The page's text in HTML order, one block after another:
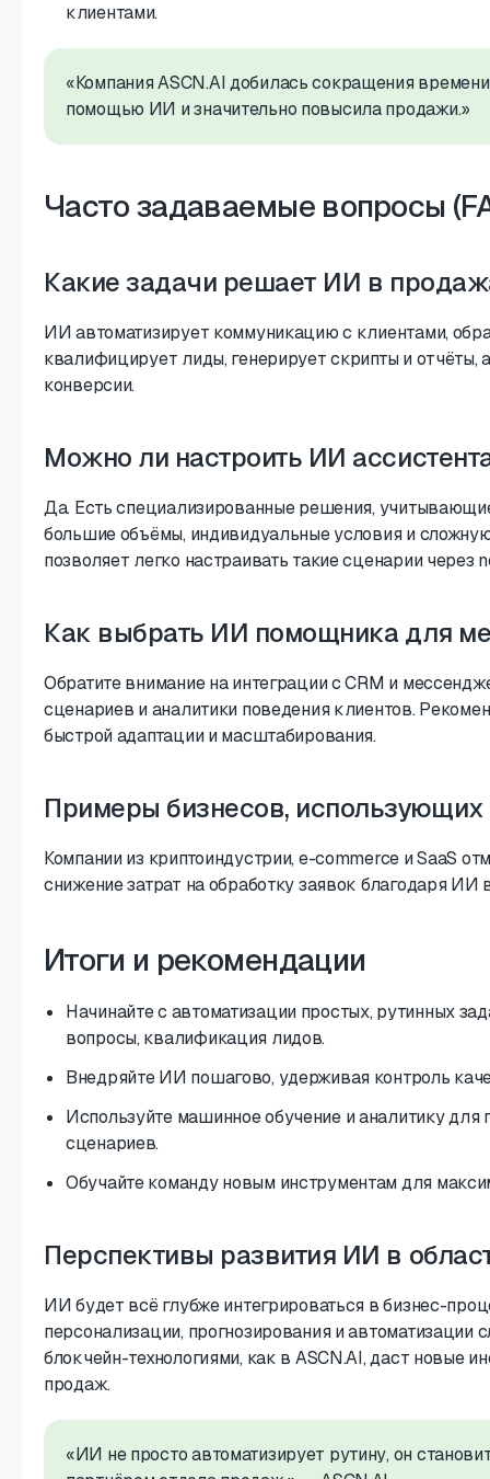
клиентами.
«Компания ASCN.AI добилась сокращения
помощью ИИ и значительно повысила продажи.»
Часто задаваемые вопросы
Какие задачи решает ИИ в
ИИ автоматизирует коммуникацию с клиентами,
квалифицирует лиды, генерирует скрипты и
конверсии.
Можно ли настроить ИИ
Да. Есть специализированные решения,
большие объёмы, индивидуальные условия и
позволяет легко настраивать такие сценарии через
Как выбрать ИИ помощника для
Обратите внимание на интеграции с CRM и
сценариев и аналитики поведения клиентов.
быстрой адаптации и масштабирования.
Примеры бизнесов,
Компании из криптоиндустрии, e-commerce и SaaS
снижение затрат на обработку заявок благодаря ИИ
Итоги и рекомендации
Начинайте с автоматизации простых, рутинных
вопросы, квалификация лидов.
Внедряйте ИИ пошагово, удерживая контроль
Используйте машинное обучение и аналитику для
сценариев.
Обучайте команду новым инструментам для
Перспективы развития ИИ в
ИИ будет всё глубже интегрироваться в бизнес-
персонализации, прогнозирования и
блокчейн-технологиями, как в ASCN.AI, даст новые
продаж.
«ИИ не просто автоматизирует рутину, он